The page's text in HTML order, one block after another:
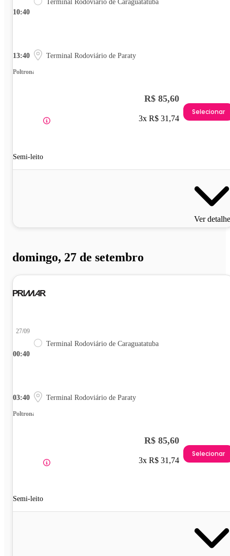
10:40
Terminal Rodoviário de Caraguatatuba
13:40 Terminal Rodoviário de Paraty
Poltrona
Semi-leito
R$ 85,60
3x R$ 31,74
Selecionar
Ver
domingo, 27 de setembro
00:40
27/09
Terminal Rodoviário de Caraguatatuba
03:40 Terminal Rodoviário de Paraty
Poltrona
Semi-leito
R$ 85,60
3x R$ 31,74
Selecionar